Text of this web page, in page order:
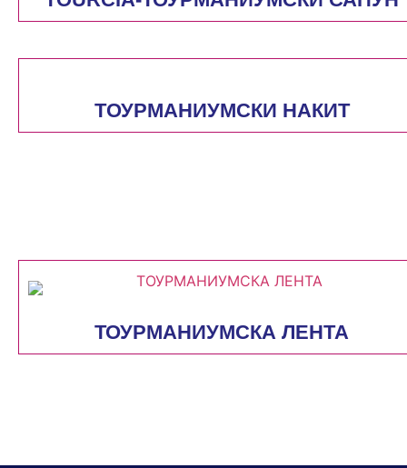
TОУРМАНИУМСКИ НАКИТ
ТОУРМАНИУМСКА ЛЕНТА